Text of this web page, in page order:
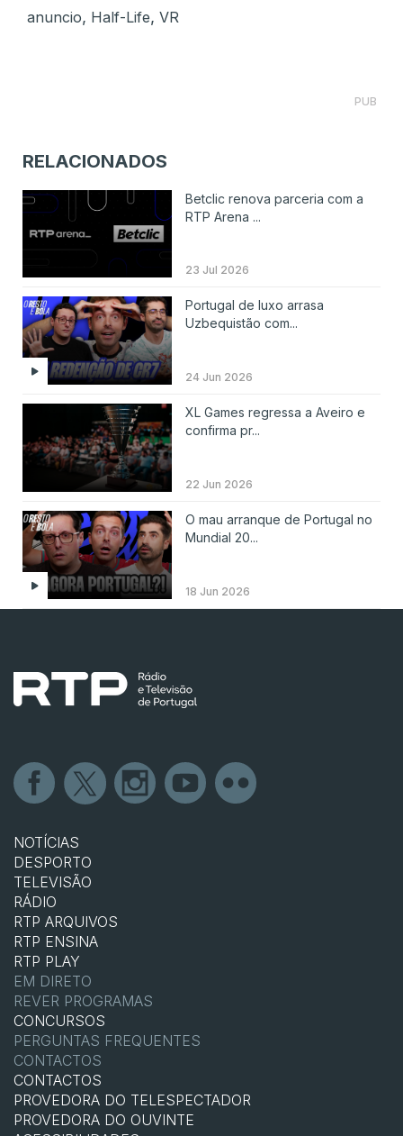
anuncio, Half-Life, VR
PUB
RELACIONADOS
Betclic renova parceria com a
RTP Arena ...
23 Jul 2026
Portugal de luxo arrasa
Uzbequistão com...
24 Jun 2026
XL Games regressa a Aveiro e
confirma pr...
22 Jun 2026
O mau arranque de Portugal no
Mundial 20...
18 Jun 2026
NOTÍCIAS
DESPORTO
TELEVISÃO
RÁDIO
RTP ARQUIVOS
RTP ENSINA
RTP PLAY
EM DIRETO
REVER PROGRAMAS
CONCURSOS
PERGUNTAS FREQUENTES
CONTACTOS
CONTACTOS
PROVEDORA DO TELESPECTADOR
PROVEDORA DO OUVINTE